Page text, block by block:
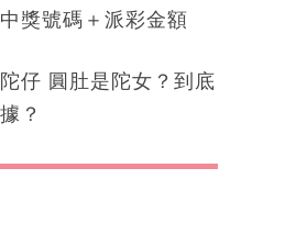
獎號碼＋派彩金額
仔 圓肚是陀女？到底
？